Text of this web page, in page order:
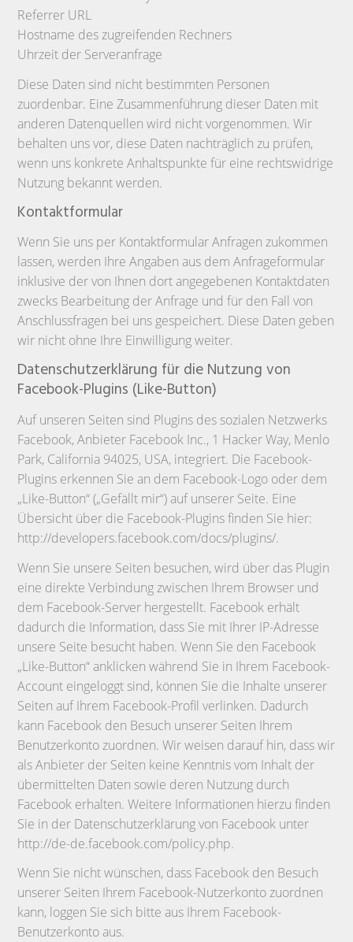
Referrer URL
Hostname des zugreifenden Rechners
Uhrzeit der Serveranfrage
Diese Daten sind nicht bestimmten Personen
zuordenbar. Eine Zusammenführung dieser Daten mit
anderen Datenquellen wird nicht vorgenommen. Wir
behalten uns vor, diese Daten nachträglich zu prüfen,
wenn uns konkrete Anhaltspunkte für eine rechtswidrige
Nutzung bekannt werden.
Kontaktformular
Wenn Sie uns per Kontaktformular Anfragen zukommen
lassen, werden Ihre Angaben aus dem Anfrageformular
inklusive der von Ihnen dort angegebenen Kontaktdaten
zwecks Bearbeitung der Anfrage und für den Fall von
Anschlussfragen bei uns gespeichert. Diese Daten geben
wir nicht ohne Ihre Einwilligung weiter.
Datenschutzerklärung für die Nutzung von
Facebook-Plugins (Like-Button)
Auf unseren Seiten sind Plugins des sozialen Netzwerks
Facebook, Anbieter Facebook Inc., 1 Hacker Way, Menlo
Park, California 94025, USA, integriert. Die Facebook-
Plugins erkennen Sie an dem Facebook-Logo oder dem
„Like-Button“ („Gefällt mir“) auf unserer Seite. Eine
Übersicht über die Facebook-Plugins finden Sie hier:
http://developers.facebook.com/docs/plugins/.
Wenn Sie unsere Seiten besuchen, wird über das Plugin
eine direkte Verbindung zwischen Ihrem Browser und
dem Facebook-Server hergestellt. Facebook erhält
dadurch die Information, dass Sie mit Ihrer IP-Adresse
unsere Seite besucht haben. Wenn Sie den Facebook
„Like-Button“ anklicken während Sie in Ihrem Facebook-
Account eingeloggt sind, können Sie die Inhalte unserer
Seiten auf Ihrem Facebook-Profil verlinken. Dadurch
kann Facebook den Besuch unserer Seiten Ihrem
Benutzerkonto zuordnen. Wir weisen darauf hin, dass wir
als Anbieter der Seiten keine Kenntnis vom Inhalt der
übermittelten Daten sowie deren Nutzung durch
Facebook erhalten. Weitere Informationen hierzu finden
Sie in der Datenschutzerklärung von Facebook unter
http://de-de.facebook.com/policy.php.
Wenn Sie nicht wünschen, dass Facebook den Besuch
unserer Seiten Ihrem Facebook-Nutzerkonto zuordnen
kann, loggen Sie sich bitte aus Ihrem Facebook-
Benutzerkonto aus.